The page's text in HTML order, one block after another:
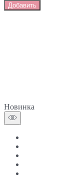
Добавить
Новинка